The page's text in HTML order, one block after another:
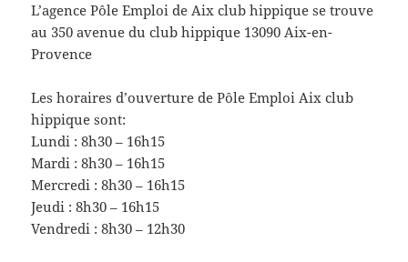
L’agence Pôle Emploi de Aix club hippique se trouve
au 350 avenue du club hippique 13090 Aix-en-
Provence
Les horaires d’ouverture de Pôle Emploi Aix club
hippique sont:
Lundi : 8h30 – 16h15
Mardi : 8h30 – 16h15
Mercredi : 8h30 – 16h15
Jeudi : 8h30 – 16h15
Vendredi : 8h30 – 12h30